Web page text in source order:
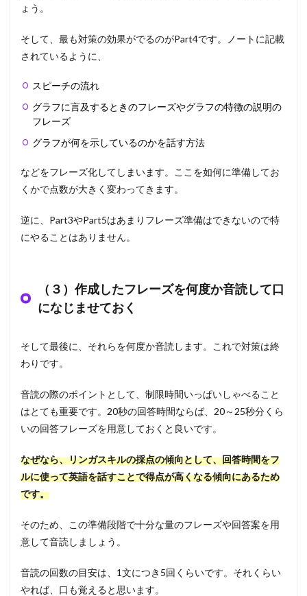
ょう。
そして、最も対策の効果がでるのがPart4です。ノートに記載
されているように、
スピーチの流れ
グラフに言及するときのフレーズやグラフの特徴の説明の
フレーズ
グラフが何を示しているのかを話す方法
などをフレーズ化してしまいます。ここを如何に準備してお
くかで点数が大きく変わってきます。
逆に、Part3やPart5はあまりフレーズ準備はできないので特
にやることはありません。
（３）作成したフレーズを何度か音読して口
になじませておく
そして最後に、それらを何度か音読します。これで対策は終
わりです。
音読の際のポイントとして、制限時間いっぱいしゃべること
はとても重要です。20秒の回答時間ならば、20～25秒分くら
いの回答フレーズを用意しておくと良いです。
なぜなら、リンガスキルの採点の傾向として、回答時間をフ
ルに使って英語を話すことで得点が高くなる傾向にあるため
です。
そのため、この準備段階で十分な量のフレーズや回答案を用
意して音読しましょう。
音読の回数の目安は、1文につき5回くらいです。それくらい
やれば、口も覚えると思います。